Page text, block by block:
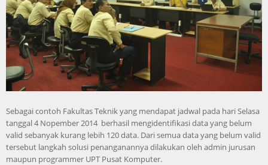
Sebagai contoh Fakultas Teknik yang mendapat jadwal pada hari Selasa
tanggal 4 Nopember 2014 berhasil mengidentifikasi data yang belum
valid sebanyak kurang lebih 120 data. Dari semua data yang belum valid
tersebut langkah solusi penanganannya dilakukan oleh admin jurusan
maupun programmer UPT Pusat Komputer.